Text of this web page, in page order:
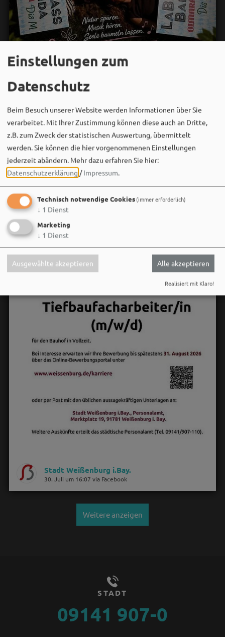
Bergwaldtheater
30. Juli um 19:07 via Facebook
🌿 Wir zwei sind gedanklich schon mitten im
Bergwaldtheater – mit guter Musik, tollen Menschen
und jeder Menge guter Laune!
Am 08.08.2026 heißt es: Waldbaden mit Musik –
abschalten,…
Stadt Weißenburg i.Bay.
30. Juli um 16:07 via Facebook
Weitere anzeigen
STADT
09141 907-0
Einstellungen zum
Datenschutz
Beim Besuch unserer Website werden Informationen über Sie
verarbeitet. Mit Ihrer Zustimmung können diese auch an Dritte,
z.B. zum Zweck der statistischen Auswertung, übermittelt
werden. Sie können die hier vorgenommenen Einstellungen
jederzeit abändern. Mehr dazu erfahren Sie hier:
Datenschutzerklärung /Impressum.
Technisch notwendige Cookies(immer erforderlich)
↓ 1 Dienst
Marketing
↓ 1 Dienst
Ausgewählte akzeptieren Alle akzeptieren
Realisiert mit Klaro!